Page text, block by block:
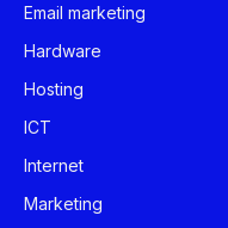
Email marketing
Hardware
Hosting
ICT
Internet
Marketing